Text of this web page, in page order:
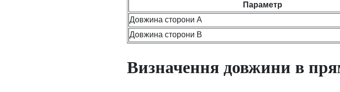
Параметр
Довжина сторони А
Довжина сторони В
Визначення довжини в